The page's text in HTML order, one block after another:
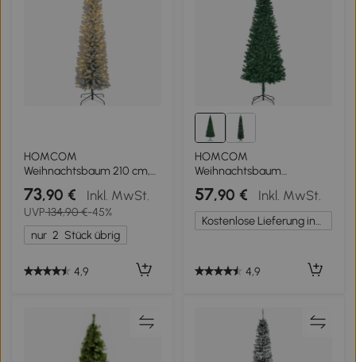
HOMCOM
Weihnachtsbaum 210 cm,
LED-Lichterkette,
Kunstkette,
flammhemmend,
Metallbasis, Grün
73,90 € Inkl. MwSt.
UVP134,90 €-45%
nur 2 Stück übrig
4,9
HOMCOM
Weihnachtsbaum
Kunsttanne künstlicher
Christbaum, inkl. Standfuß,
LED´s, 2,1 m, 1
Weihnachtsstern, Grün
57,90 € Inkl. MwSt.
Kostenlose Lieferung innerhalb Deutschlands
4,9